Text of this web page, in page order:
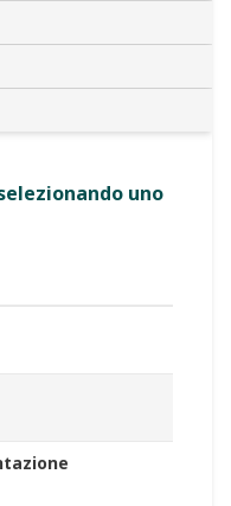
uno